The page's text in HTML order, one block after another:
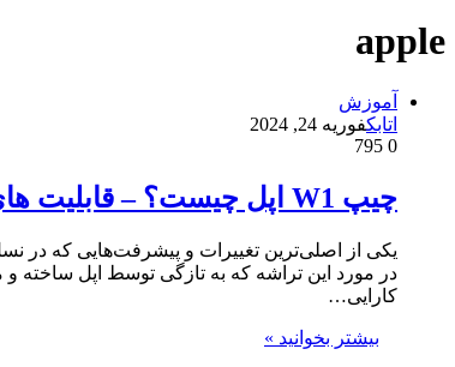
apple
آموزش
اتابکفوریه 24, 2024
0
چیپ W1 اپل چیست؟ – قابلیت های فوق العاده این چیپ
کارایی…
بیشتر بخوانید »